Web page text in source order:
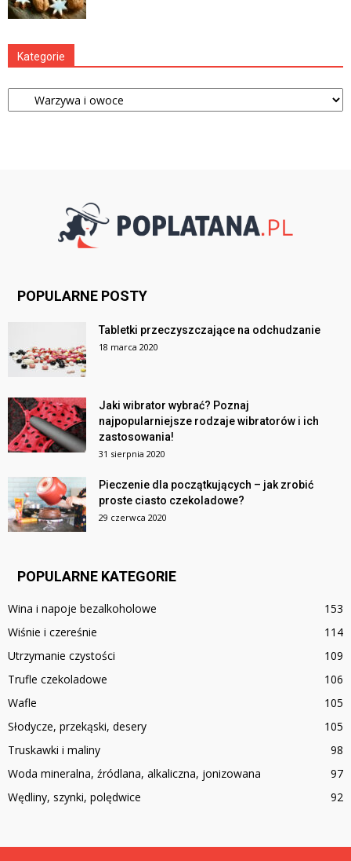
Kategorie
Kategorie
POPULARNE POSTY
Tabletki przeczyszczające na odchudzanie
18 marca 2020
Jaki wibrator wybrać? Poznaj
najpopularniejsze rodzaje wibratorów i ich
zastosowania!
31 sierpnia 2020
Pieczenie dla początkujących – jak zrobić
proste ciasto czekoladowe?
29 czerwca 2020
POPULARNE KATEGORIE
Wina i napoje bezalkoholowe
153
Wiśnie i czereśnie
114
Utrzymanie czystości
109
Trufle czekoladowe
106
Wafle
105
Słodycze, przekąski, desery
105
Truskawki i maliny
98
Woda mineralna, źródlana, alkaliczna, jonizowana
97
Wędliny, szynki, polędwice
92